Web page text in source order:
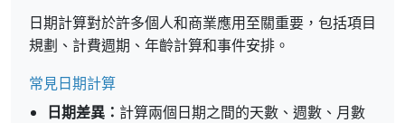
日期計算對於許多個人和商業應用至關重要，包括項目
規劃、計費週期、年齡計算和事件安排。
常見日期計算
日期差異： 計算兩個日期之間的天數、週數、月數